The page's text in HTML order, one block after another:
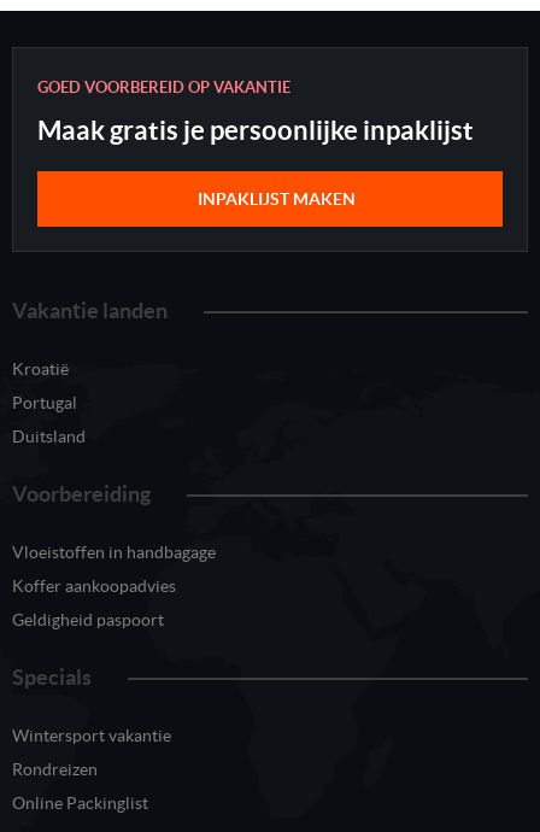
GOED VOORBEREID OP VAKANTIE
Maak gratis je persoonlijke inpaklijst
INPAKLIJST MAKEN
Vakantie landen
Kroatië
Portugal
Duitsland
Voorbereiding
Vloeistoffen in handbagage
Koffer aankoopadvies
Geldigheid paspoort
Specials
Wintersport vakantie
Rondreizen
Online Packinglist